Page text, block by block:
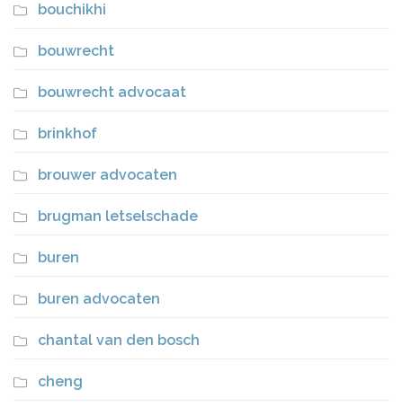
bouchikhi
bouwrecht
bouwrecht advocaat
brinkhof
brouwer advocaten
brugman letselschade
buren
buren advocaten
chantal van den bosch
cheng